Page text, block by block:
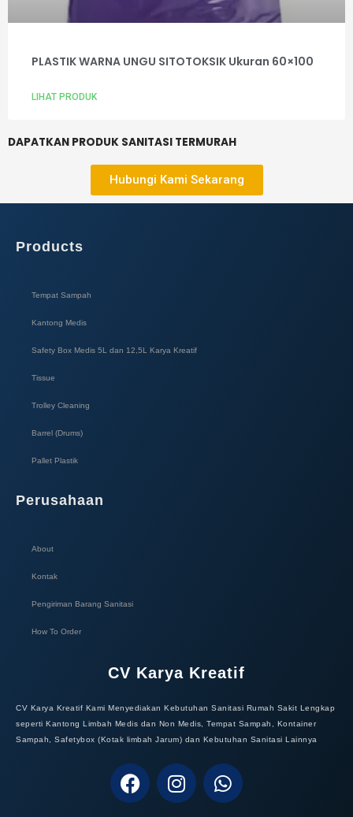
PLASTIK WARNA UNGU SITOTOKSIK Ukuran 60×100
LIHAT PRODUK
DAPATKAN PRODUK SANITASI TERMURAH
Hubungi Kami Sekarang
Products
Tempat Sampah
Kantong Medis
Safety Box Medis 5L dan 12,5L Karya Kreatif​
Tissue
Trolley Cleaning
Barrel (Drums)
Pallet Plastik
Perusahaan
About
Kontak
Pengiriman Barang Sanitasi
How To Order
CV Karya Kreatif
CV Karya Kreatif Kami Menyediakan Kebutuhan Sanitasi Rumah Sakit Lengkap
seperti Kantong Limbah Medis dan Non Medis, Tempat Sampah, Kontainer
Sampah, Safetybox (Kotak limbah Jarum) dan Kebutuhan Sanitasi Lainnya
F
a
I
n
W
h